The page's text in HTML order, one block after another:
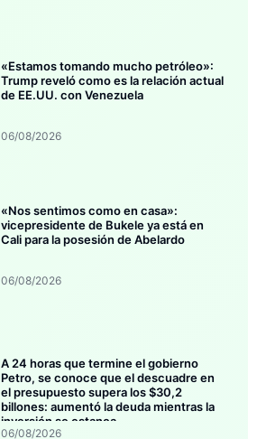
«Estamos tomando mucho petróleo»:
Trump reveló como es la relación actual
de EE.UU. con Venezuela
06/08/2026
«Nos sentimos como en casa»:
vicepresidente de Bukele ya está en
Cali para la posesión de Abelardo
06/08/2026
A 24 horas que termine el gobierno
Petro, se conoce que el descuadre en
el presupuesto supera los $30,2
billones: aumentó la deuda mientras la
inversión se estanca
06/08/2026